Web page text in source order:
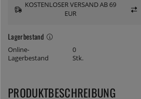
Lagerbestand
Online-
Lagerbestand
0
Stk.
KOSTENLOSER VERSAND AB 69
EUR
PRODUKTBESCHREIBUNG